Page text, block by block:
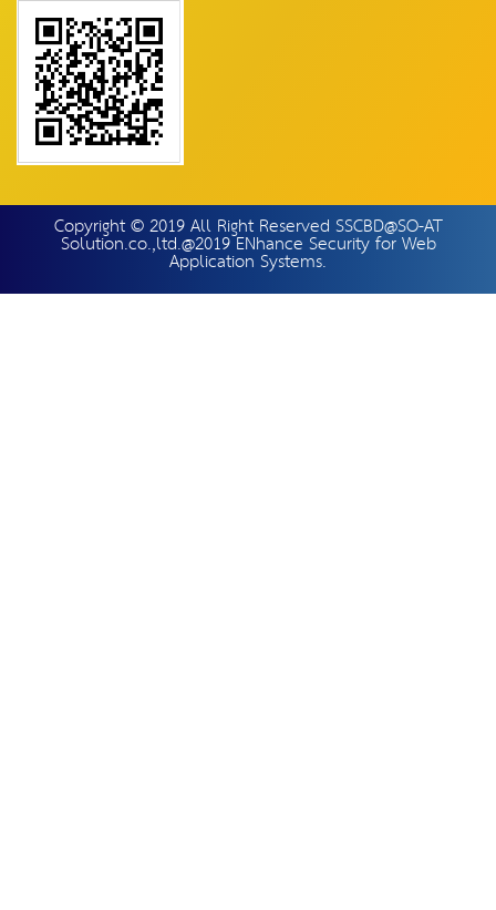
Copyright © 2019 All Right Reserved SSCBD@SO-AT
Solution.co.,ltd.@2019 ENhance Security for Web
Application Systems.